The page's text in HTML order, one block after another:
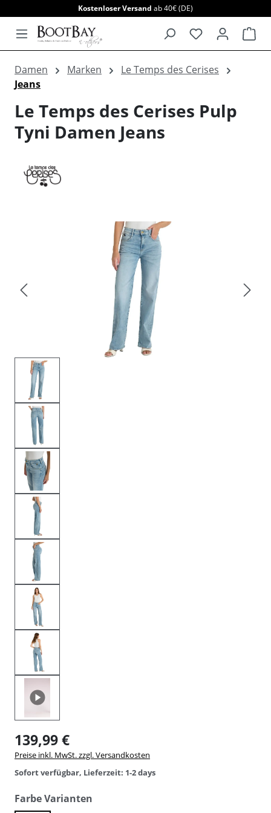
Kostenloser Versand ab 40€ (DE)
Damen Marken
Le Temps des Cerises
Jeans
Le Temps des Cerises Pulp
Tyni Damen Jeans
Bildergalerie überspringen
139,99 €
Preise inkl. MwSt. zzgl. Versandkosten
Sofort verfügbar, Lieferzeit: 1-2 days
Farbe Varianten